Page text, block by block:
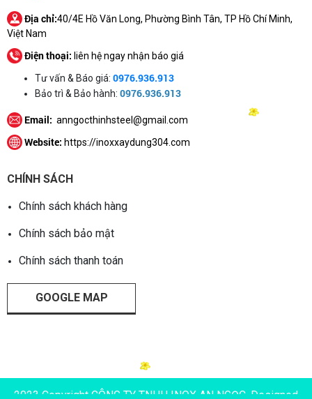
Địa chỉ:40/4E Hồ Văn Long, Phường Bình Tân, TP Hồ Chí Minh,
Việt Nam
Điện thoại: liên hệ ngay nhận báo giá
Tư vấn & Báo giá: 0976.936.913
Bảo trì & Bảo hành: 0976.936.913
Email: anngocthinhsteel@gmail.com
Website: https://inoxxaydung304.com
CHÍNH SÁCH
Chính sách khách hàng
Chính sách bảo mật
Chính sách thanh toán
GOOGLE MAP
2023 Copyright CÔNG TY TNHH INOX AN NGỌC. Designed